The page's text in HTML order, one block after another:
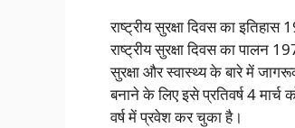
राष्ट्रीय सुरक्षा दिवस का
राष्ट्रीय सुरक्षा दिवस का पालन
सुरक्षा और स्वास्थ्य के बारे में
बनाने के लिए इसे प्रतिवर्ष 4
वर्ष में प्रवेश कर चुका है।